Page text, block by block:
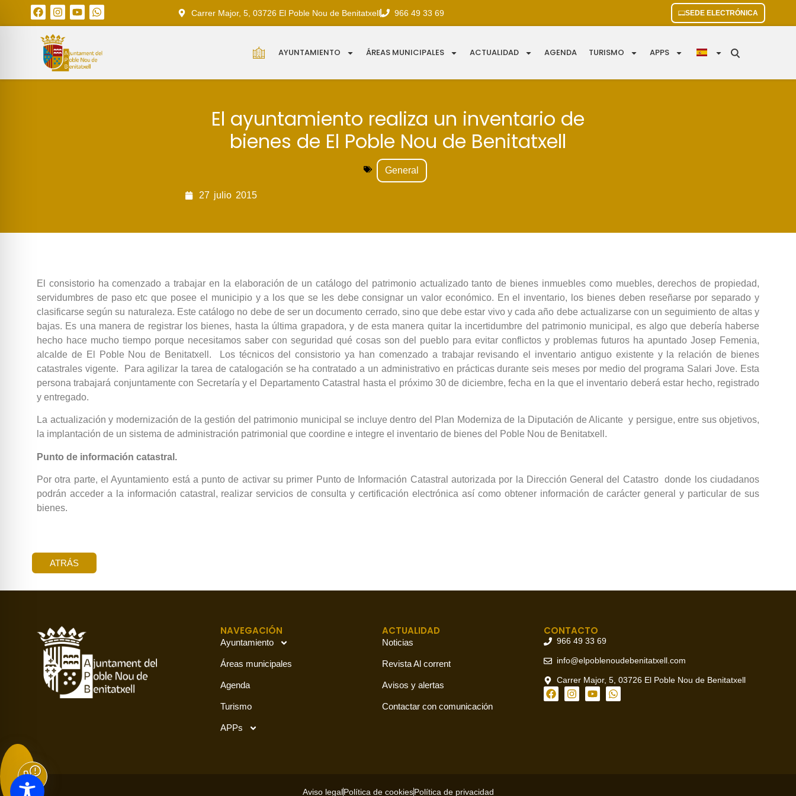
Carrer Major, 5, 03726 El Poble Nou de Benitatxell 966 49 33 69 SEDE ELECTRÓNICA
AYUNTAMIENTO ÁREAS MUNICIPALES ACTUALIDAD AGENDA TURISMO APPS
El ayuntamiento realiza un inventario de
bienes de El Poble Nou de Benitatxell
General
27 julio 2015
El consistorio ha comenzado a trabajar en la elaboración de un catálogo del patrimonio actualizado tanto de bienes inmuebles como muebles, derechos de propiedad,
servidumbres de paso etc que posee el municipio y a los que se les debe consignar un valor económico. En el inventario, los bienes deben reseñarse por separado y
clasificarse según su naturaleza. Este catálogo no debe de ser un documento cerrado, sino que debe estar vivo y cada año debe actualizarse con un seguimiento de altas y
bajas. Es una manera de registrar los bienes, hasta la última grapadora, y de esta manera quitar la incertidumbre del patrimonio municipal, es algo que debería haberse
hecho hace mucho tiempo porque necesitamos saber con seguridad qué cosas son del pueblo para evitar conflictos y problemas futuros ha apuntado Josep Femenia,
alcalde de El Poble Nou de Benitatxell. Los técnicos del consistorio ya han comenzado a trabajar revisando el inventario antiguo existente y la relación de bienes
catastrales vigente. Para agilizar la tarea de catalogación se ha contratado a un administrativo en prácticas durante seis meses por medio del programa Salari Jove. Esta
persona trabajará conjuntamente con Secretaría y el Departamento Catastral hasta el próximo 30 de diciembre, fecha en la que el inventario deberá estar hecho, registrado
y entregado.
La actualización y modernización de la gestión del patrimonio municipal se incluye dentro del Plan Moderniza de la Diputación de Alicante y persigue, entre sus objetivos,
la implantación de un sistema de administración patrimonial que coordine e integre el inventario de bienes del Poble Nou de Benitatxell.
Punto de información catastral.
Por otra parte, el Ayuntamiento está a punto de activar su primer Punto de Información Catastral autorizada por la Dirección General del Catastro donde los ciudadanos
podrán acceder a la información catastral, realizar servicios de consulta y certificación electrónica así como obtener información de carácter general y particular de sus
bienes.
ATRÁS
NAVEGACIÓN
Ayuntamiento
Áreas municipales
Agenda
Turismo
APPs
ACTUALIDAD
Noticias
Revista Al corrent
Avisos y alertas
Contactar con comunicación
CONTACTO
966 49 33 69
info@elpoblenoudebenitatxell.com
Carrer Major, 5, 03726 El Poble Nou de Benitatxell
Aviso legalPolítica de cookiesPolítica de privacidad